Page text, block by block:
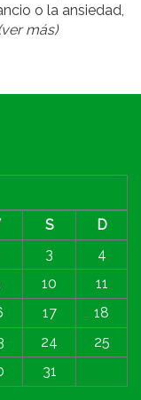
o la ansiedad,
más)
S
D
3
4
10
11
17
18
24
25
31